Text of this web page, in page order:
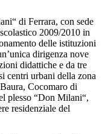
di Ferrara, con sede
2009/2010 in
delle istituzioni
dirigenza nove
didattiche e da tre
centri urbani della zona
Cocomaro di
plesso “Don Milani“,
residenziale del